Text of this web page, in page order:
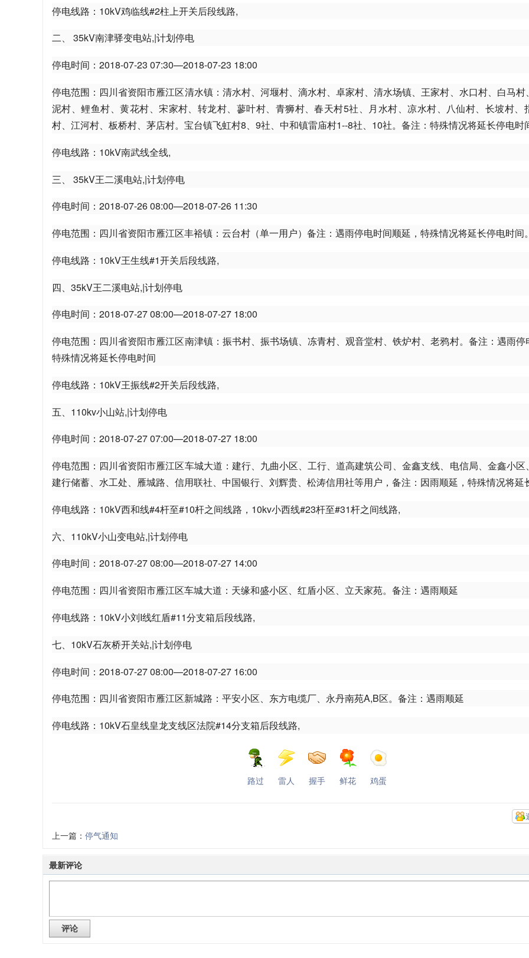
停电线路：10kV鸡临线#2柱上开关后段线路,
二、 35kV南津驿变电站,|计划停电
停电时间：2018-07-23 07:30—2018-07-23 18:00
停电范围：四川省资阳市雁江区清水镇：清水村、河堰村、滴水村、卓家村、清水场镇、王家村、水口村、白马村
泥村、鲤鱼村、黄花村、宋家村、转龙村、蓼叶村、青狮村、春天村5社、月水村、凉水村、八仙村、长坡村、
村、江河村、板桥村、茅店村。宝台镇飞虹村8、9社、中和镇雷庙村1--8社、10社。备注：特殊情况将延长停电时
停电线路：10kV南武线全线,
三、 35kV王二溪电站,|计划停电
停电时间：2018-07-26 08:00—2018-07-26 11:30
停电范围：四川省资阳市雁江区丰裕镇：云台村（单一用户）备注：遇雨停电时间顺延，特殊情况将延长停电时间。
停电线路：10kV王生线#1开关后段线路,
四、35kV王二溪电站,|计划停电
停电时间：2018-07-27 08:00—2018-07-27 18:00
停电范围：四川省资阳市雁江区南津镇：振书村、振书场镇、冻青村、观音堂村、铁炉村、老鸦村。备注：遇雨停
特殊情况将延长停电时间
停电线路：10kV王振线#2开关后段线路,
五、110kv小山站,|计划停电
停电时间：2018-07-27 07:00—2018-07-27 18:00
停电范围：四川省资阳市雁江区车城大道：建行、九曲小区、工行、道高建筑公司、金鑫支线、电信局、金鑫小区
建行储蓄、水工处、雁城路、信用联社、中国银行、刘辉贵、松涛信用社等用户，备注：因雨顺延，特殊情况将延
停电线路：10kV西和线#4杆至#10杆之间线路，10kv小西线#23杆至#31杆之间线路,
六、110kV小山变电站,|计划停电
停电时间：2018-07-27 08:00—2018-07-27 14:00
停电范围：四川省资阳市雁江区车城大道：天缘和盛小区、红盾小区、立天家苑。备注：遇雨顺延
停电线路：10kV小刘I线红盾#11分支箱后段线路,
七、10kV石灰桥开关站,|计划停电
停电时间：2018-07-27 08:00—2018-07-27 16:00
停电范围：四川省资阳市雁江区新城路：平安小区、东方电缆厂、永丹南苑A,B区。备注：遇雨顺延
停电线路：10kV石皇线皇龙支线区法院#14分支箱后段线路,
路过 雷人 握手 鲜花 鸡蛋
上一篇： 停气通知
最新评论
评论